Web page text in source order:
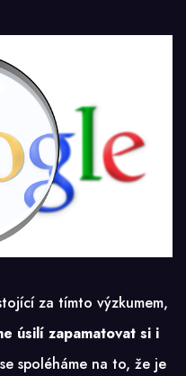
za tímto výzkumem,
úsilí zapamatovat si i
spoléháme na to, že je